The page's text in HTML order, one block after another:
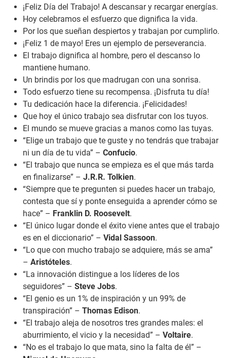
¡Feliz Día del Trabajo! A descansar y recargar energías.
Hoy celebramos el esfuerzo que dignifica la vida.
Por los que sueñan despiertos y trabajan por cumplirlo.
¡Feliz 1 de mayo! Eres un ejemplo de perseverancia.
El trabajo dignifica al hombre, pero el descanso lo
mantiene humano.
Un brindis por los que madrugan con una sonrisa.
Todo esfuerzo tiene su recompensa. ¡Disfruta tu día!
Tu dedicación hace la diferencia. ¡Felicidades!
Que hoy el único trabajo sea disfrutar con los tuyos.
El mundo se mueve gracias a manos como las tuyas.
“Elige un trabajo que te guste y no tendrás que trabajar
ni un día de tu vida” – Confucio.
“El trabajo que nunca se empieza es el que más tarda
en finalizarse” – J.R.R. Tolkien.
“Siempre que te pregunten si puedes hacer un trabajo,
contesta que sí y ponte enseguida a aprender cómo se
hace” – Franklin D. Roosevelt.
“El único lugar donde el éxito viene antes que el trabajo
es en el diccionario” – Vidal Sassoon.
“Lo que con mucho trabajo se adquiere, más se ama”
– Aristóteles.
“La innovación distingue a los líderes de los
seguidores” – Steve Jobs.
“El genio es un 1% de inspiración y un 99% de
transpiración” – Thomas Edison.
“El trabajo aleja de nosotros tres grandes males: el
aburrimiento, el vicio y la necesidad” – Voltaire.
“No es el trabajo lo que mata, sino la falta de él” –